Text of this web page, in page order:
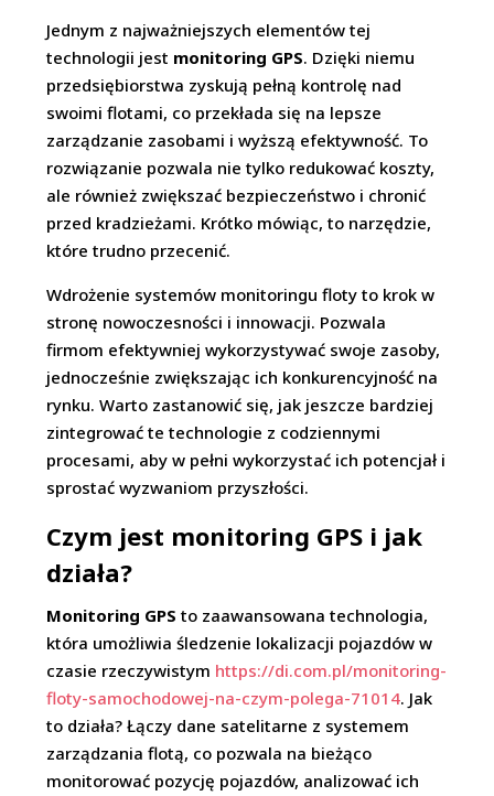
Jednym z najważniejszych elementów tej
technologii jest monitoring GPS. Dzięki niemu
przedsiębiorstwa zyskują pełną kontrolę nad
swoimi flotami, co przekłada się na lepsze
zarządzanie zasobami i wyższą efektywność. To
rozwiązanie pozwala nie tylko redukować koszty,
ale również zwiększać bezpieczeństwo i chronić
przed kradzieżami. Krótko mówiąc, to narzędzie,
które trudno przecenić.
Wdrożenie systemów monitoringu floty to krok w
stronę nowoczesności i innowacji. Pozwala
firmom efektywniej wykorzystywać swoje zasoby,
jednocześnie zwiększając ich konkurencyjność na
rynku. Warto zastanowić się, jak jeszcze bardziej
zintegrować te technologie z codziennymi
procesami, aby w pełni wykorzystać ich potencjał i
sprostać wyzwaniom przyszłości.
Czym jest monitoring GPS i jak
działa?
Monitoring GPS to zaawansowana technologia,
która umożliwia śledzenie lokalizacji pojazdów w
czasie rzeczywistym https://di.com.pl/monitoring-
floty-samochodowej-na-czym-polega-71014. Jak
to działa? Łączy dane satelitarne z systemem
zarządzania flotą, co pozwala na bieżąco
monitorować pozycję pojazdów, analizować ich